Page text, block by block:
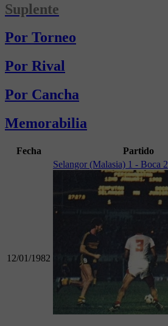
Suplente
Por Torneo
Por Rival
Por Cancha
Memorabilia
Fecha Partido
12/01/1982
Selangor (Malasia) 1 - Boca 2